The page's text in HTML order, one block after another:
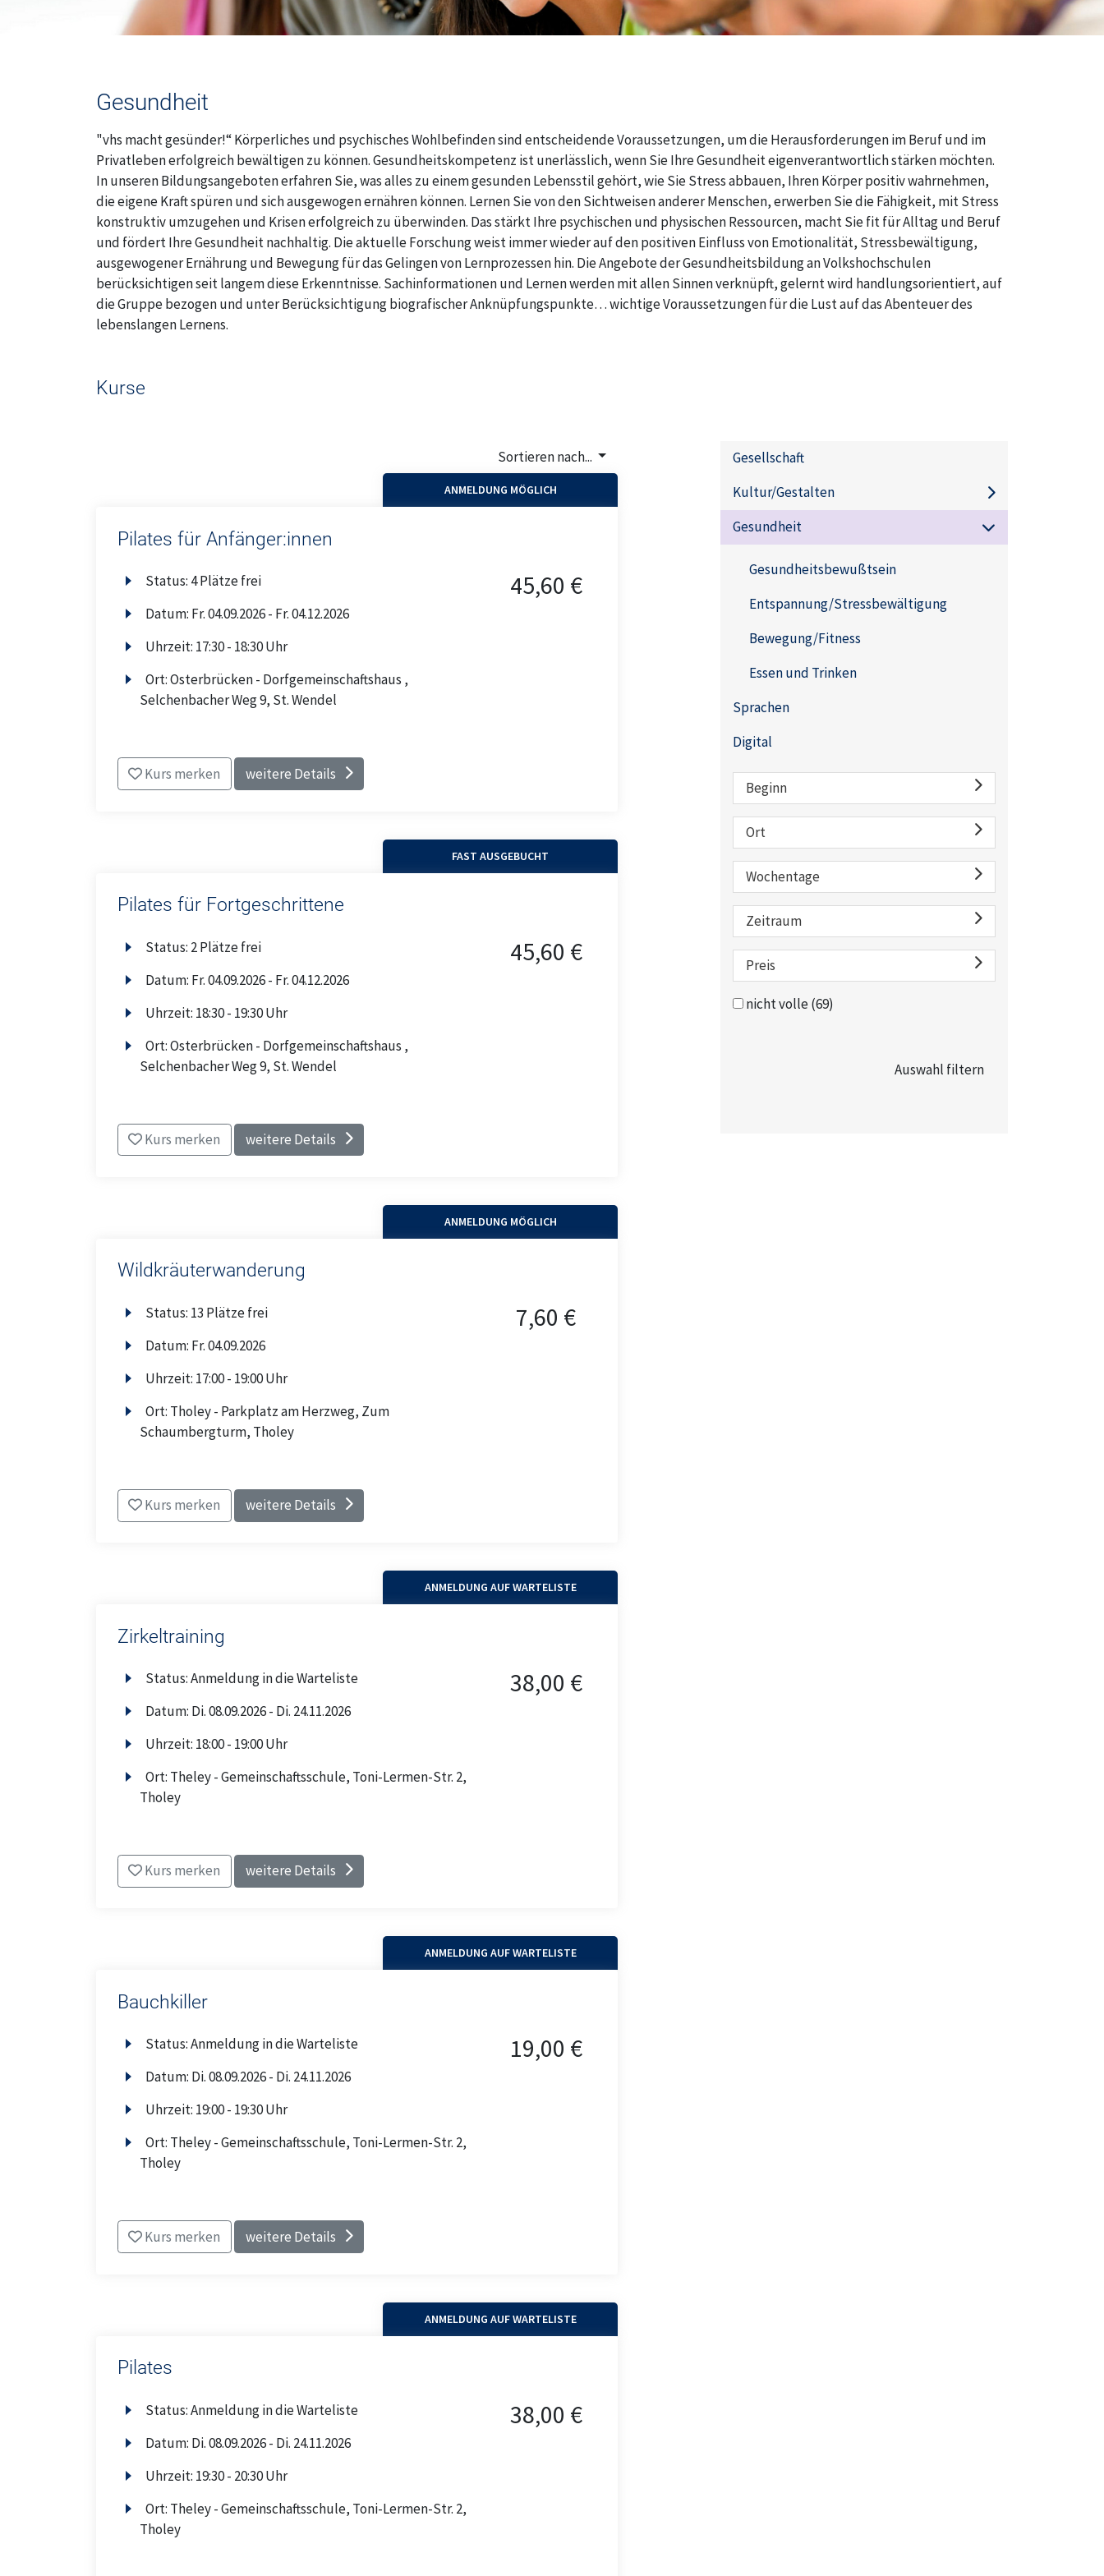
Gesundheit
"vhs macht gesünder!“ Körperliches und psychisches Wohlbefinden sind entscheidende Voraussetzungen, um die Herausforderungen im Beruf und im
Privatleben erfolgreich bewältigen zu können. Gesundheitskompetenz ist unerlässlich, wenn Sie Ihre Gesundheit eigenverantwortlich stärken möchten.
In unseren Bildungsangeboten erfahren Sie, was alles zu einem gesunden Lebensstil gehört, wie Sie Stress abbauen, Ihren Körper positiv wahrnehmen,
die eigene Kraft spüren und sich ausgewogen ernähren können. Lernen Sie von den Sichtweisen anderer Menschen, erwerben Sie die Fähigkeit, mit Stress
konstruktiv umzugehen und Krisen erfolgreich zu überwinden. Das stärkt Ihre psychischen und physischen Ressourcen, macht Sie fit für Alltag und Beruf
und fördert Ihre Gesundheit nachhaltig. Die aktuelle Forschung weist immer wieder auf den positiven Einfluss von Emotionalität, Stressbewältigung,
ausgewogener Ernährung und Bewegung für das Gelingen von Lernprozessen hin. Die Angebote der Gesundheitsbildung an Volkshochschulen
berücksichtigen seit langem diese Erkenntnisse. Sachinformationen und Lernen werden mit allen Sinnen verknüpft, gelernt wird handlungsorientiert, auf
die Gruppe bezogen und unter Berücksichtigung biografischer Anknüpfungspunkte… wichtige Voraussetzungen für die Lust auf das Abenteuer des
lebenslangen Lernens.
Kurse
Sortieren nach...
ANMELDUNG MÖGLICH
Pilates für Anfänger:innen
Status: 4 Plätze frei
Datum: Fr.04.09.2026 - Fr.04.12.2026
Uhrzeit: 17:30 - 18:30 Uhr
Ort:Osterbrücken - Dorfgemeinschaftshaus ,
Selchenbacher Weg 9, St. Wendel
45,60 €
Kurs merken weitere Details
FAST AUSGEBUCHT
Pilates für Fortgeschrittene
Status: 2 Plätze frei
Datum: Fr.04.09.2026 - Fr.04.12.2026
Uhrzeit: 18:30 - 19:30 Uhr
Ort:Osterbrücken - Dorfgemeinschaftshaus ,
Selchenbacher Weg 9, St. Wendel
45,60 €
Kurs merken weitere Details
ANMELDUNG MÖGLICH
Wildkräuterwanderung
Status: 13 Plätze frei
Datum: Fr.04.09.2026
Uhrzeit: 17:00 - 19:00 Uhr
Ort: Tholey - Parkplatz am Herzweg, Zum
Schaumbergturm, Tholey
7,60 €
Kurs merken weitere Details
ANMELDUNG AUF WARTELISTE
Zirkeltraining
Status:Anmeldung in die Warteliste
Datum: Di.08.09.2026 - Di. 24.11.2026
Uhrzeit: 18:00 - 19:00 Uhr
Ort: Theley - Gemeinschaftsschule, Toni-Lermen-Str. 2,
Tholey
38,00 €
Kurs merken weitere Details
ANMELDUNG AUF WARTELISTE
Bauchkiller
Status:Anmeldung in die Warteliste
Datum: Di.08.09.2026 - Di. 24.11.2026
Uhrzeit: 19:00 - 19:30 Uhr
Ort: Theley - Gemeinschaftsschule, Toni-Lermen-Str. 2,
Tholey
19,00 €
Kurs merken weitere Details
ANMELDUNG AUF WARTELISTE
Pilates
Status:Anmeldung in die Warteliste
Datum: Di.08.09.2026 - Di. 24.11.2026
Uhrzeit: 19:30 - 20:30 Uhr
Ort: Theley - Gemeinschaftsschule, Toni-Lermen-Str. 2,
Tholey
38,00 €
Gesellschaft
Kultur/Gestalten
Gesundheit
Gesundheitsbewußtsein
Entspannung/Stressbewältigung
Bewegung/Fitness
Essen und Trinken
Sprachen
Digital
Beginn
Ort
Wochentage
Zeitraum
Preis
nicht volle(69)
Geschäftsstelle